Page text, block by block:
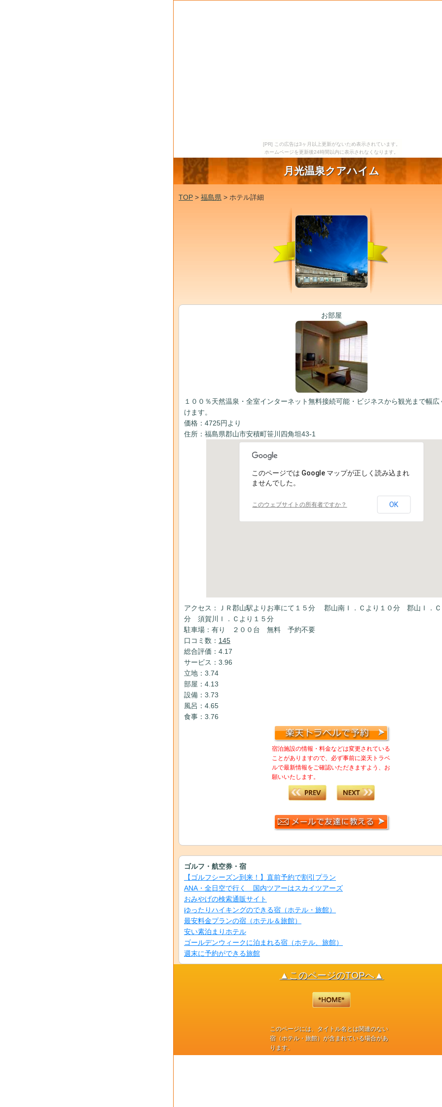
[PR] この広告は3ヶ月以上更新がないため表示されています。
ホームページを更新後24時間以内に表示されなくなります。
月光温泉クアハイム
TOP > 福島県 > ホテル詳細
お部屋
１００％天然温泉・全室インターネット無料接続可能・ビジネスから観光まで幅広
けます。
価格：4725円より
住所：福島県郡山市安積町笹川四角坦43-1
このページでは Google マップが正しく読み込まれ
ませんでした。
このウェブサイトの所有者ですか？ OK
アクセス：ＪＲ郡山駅よりお車にて１５分 郡山南Ｉ．Ｃより１０分 郡山Ｉ．
分 須賀川Ｉ．Ｃより１５分
駐車場：有り ２００台 無料 予約不要
口コミ数： 145
総合評価：4.17
サービス：3.96
立地：3.74
部屋：4.13
設備：3.73
風呂：4.65
食事：3.76
宿泊施設の情報・料金などは変更されている
ことがありますので、必ず事前に楽天トラベ
ルで最新情報をご確認いただきますよう、お
願いいたします。
ゴルフ・航空券・宿
【ゴルフシーズン到来！】直前予約で割引プラン
ANA・全日空で行く 国内ツアーはスカイツアーズ
おみやげの検索通販サイト
ゆったりハイキングのできる宿（ホテル・旅館）
最安料金プランの宿（ホテル＆旅館）
安い素泊まりホテル
ゴールデンウィークに泊まれる宿（ホテル、旅館）
週末に予約ができる旅館
▲このページのTOPへ▲
このページには、タイトル名とは関連のない
宿（ホテル・旅館）が含まれている場合があ
ります。